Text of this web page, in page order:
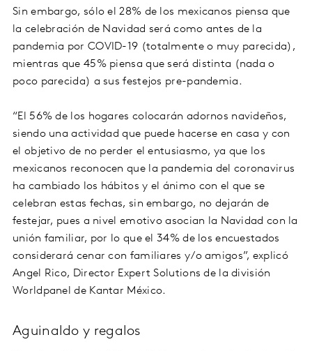
Sin embargo, sólo el 28% de los mexicanos piensa que
la celebración de Navidad será como antes de la
pandemia por COVID-19 (totalmente o muy parecida),
mientras que 45% piensa que será distinta (nada o
poco parecida) a sus festejos pre-pandemia.
“El 56% de los hogares colocarán adornos navideños,
siendo una actividad que puede hacerse en casa y con
el objetivo de no perder el entusiasmo, ya que los
mexicanos reconocen que la pandemia del coronavirus
ha cambiado los hábitos y el ánimo con el que se
celebran estas fechas, sin embargo, no dejarán de
festejar, pues a nivel emotivo asocian la Navidad con la
unión familiar, por lo que el 34% de los encuestados
considerará cenar con familiares y/o amigos”, explicó
Angel Rico, Director Expert Solutions de la división
Worldpanel de Kantar México.
Aguinaldo y regalos